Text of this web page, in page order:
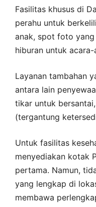
Fasilitas khusus di
perahu untuk
anak, spot foto
hiburan untuk
Layanan tambahan
antara lain
tikar untuk
(tergantung
Untuk fasilitas
menyediakan kotak
pertama. Namun,
yang lengkap di
membawa